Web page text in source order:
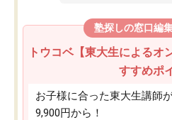
塾探しの窓口編
トウコベ【東大生によるオ
すすめポ
お子様に合った東大生講師
9,900円から！